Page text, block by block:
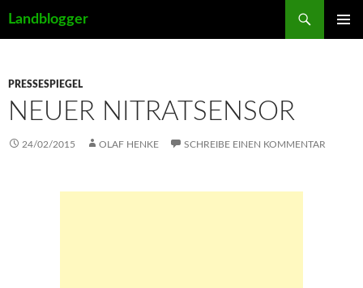
Landblogger
PRESSESPIEGEL
NEUER NITRATSENSOR
24/02/2015 OLAF HENKE SCHREIBE EINEN KOMMENTAR